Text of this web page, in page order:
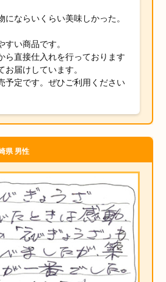
にならいくらい美味しかった。
い商品です。
ら直接仕入れを行っております
届けしています。
予定です。ぜひご利用ください
県 男性